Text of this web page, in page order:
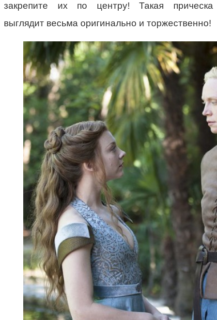
закрепите их по центру! Такая прическа
выглядит весьма оригинально и торжественно!